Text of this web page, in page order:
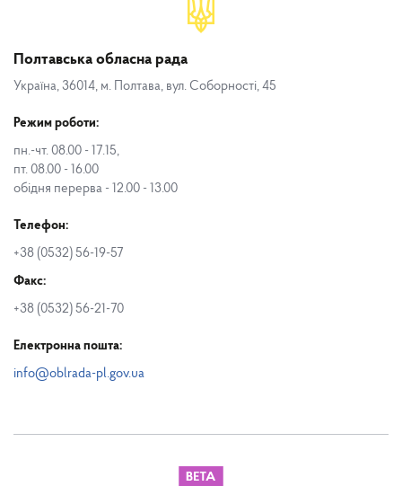
Полтавська обласна рада
Україна, 36014, м. Полтава, вул. Соборності, 45
Режим роботи:
пн.-чт. 08.00 - 17.15,
пт. 08.00 - 16.00
обідня перерва - 12.00 - 13.00
Телефон:
+38 (0532) 56-19-57
Факс:
+38 (0532) 56-21-70
Електронна пошта:
info@oblrada-pl.gov.ua